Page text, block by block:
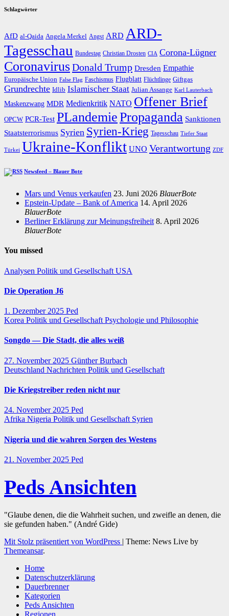
Schlagwörter
AfD al-Qaida Angela Merkel Angst ARD ARD-
Tagesschau Bundestag Christian Drosten CIA Corona-Lügner
CoronavirusDonald Trump Dresden Empathie
Europäische Union False Flag Faschismus Flugblatt Flüchtlinge Giftgas
Grundrechte Idlib Islamischer Staat Julian Assange Karl Lauterbach
Maskenzwang MDR Medienkritik NATO Offener Brief
OPCW PCR-Test PLandemiePropaganda Sanktionen
Staatsterrorismus Syrien Syrien-Krieg Tagesschau Tiefer Staat
Türkei Ukraine-Konflikt UNO Verantwortung ZDF
Newsfeed – Blauer Bote
Mars und Venus verkaufen 23. Juni 2026 BlauerBote
Epstein-Update – Bank of America 14. April 2026
BlauerBote
Berliner Erklärung zur Meinungsfreiheit 8. April 2026
BlauerBote
You missed
Analysen Politik und Gesellschaft USA
Die Operation J6
1. Dezember 2025 Ped
Korea Politik und Gesellschaft Psychologie und Philosophie
Songdo — Die Stadt, die alles weiß
27. November 2025 Günther Burbach
Deutschland Nachrichten Politik und Gesellschaft
Die Kriegstreiber reden nicht nur
24. November 2025 Ped
Afrika Nigeria Politik und Gesellschaft Syrien
Nigeria und die wahren Sorgen des Westens
21. November 2025 Ped
Peds Ansichten
"Glaube denen, die die Wahrheit suchen, und zweifle an denen, die
sie gefunden haben." (André Gide)
Mit Stolz präsentiert von WordPress | Theme: News Live by
Themeansar.
Home
Datenschutzerklärung
Dauerbrenner
Kategorien
Peds Ansichten
Regionen